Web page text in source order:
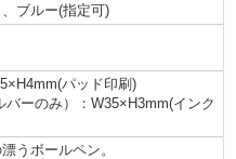
ブルー(指定可)
パッド印刷)
バーのみ）：W35×H3mm(インク
うボールペン。